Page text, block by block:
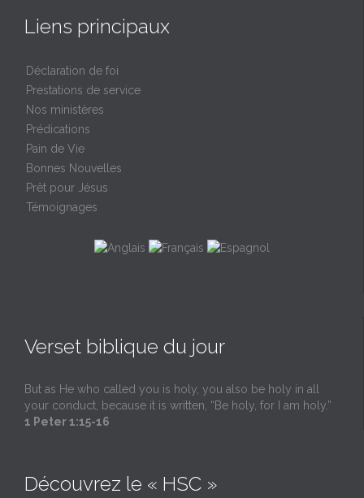
Liens principaux
Déclaration de foi
Prestations de service
Nos ministères
Prédications
Pain de Vie
Bonnes Nouvelles
Prêt pour Jésus
Témoignages
Verset biblique du jour
But as He who called you is holy, you also be holy in all
your conduct, because it is written, “Be holy, for I am holy.”
1 Peter 1:15-16
Découvrez le « HSC »